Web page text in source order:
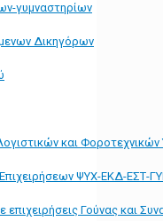
γυμναστηρίων
Δικηγόρων
και
ΨΥΧ-ΕΚΔ-ΕΣΤ-
επιχειρήσεις Γούνας και